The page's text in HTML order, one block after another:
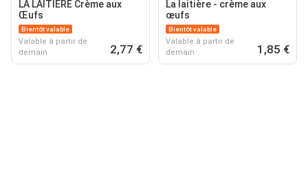
LA LAITIÈRE Crème aux
Œufs
Bientôt valable
Valable à partir de
demain
2,77 €
La laitière - crème aux
œufs
Bientôt valable
Valable à partir de
demain
1,85 €